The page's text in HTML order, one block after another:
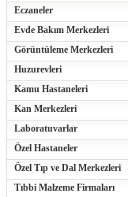
Eczaneler
Evde Bakım Merkezleri
Görüntüleme Merkezleri
Huzurevleri
Kamu Hastaneleri
Kan Merkezleri
Laboratuvarlar
Özel Hastaneler
Özel Tıp ve Dal Merkezleri
Tıbbi Malzeme Firmaları